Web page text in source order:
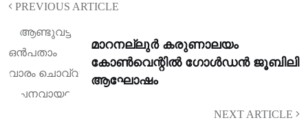
PREVIOUS ARTICLE
മാറനല്ലുർ കരുണാലയം
കോൺവെന്റിൽ ഗോൾഡൻ ജൂബിലി
ആഘോഷം
NEXT ARTICLE